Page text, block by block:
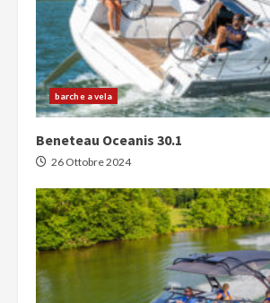
barche a vela
Beneteau Oceanis 30.1
26 Ottobre 2024